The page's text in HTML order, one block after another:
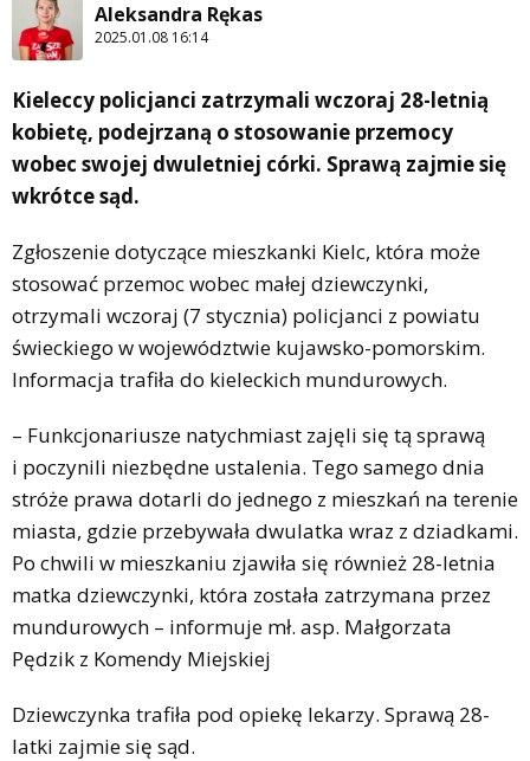
Aleksandra Rękas
2025.01.08 16:14
Kieleccy policjanci zatrzymali wczoraj 28-letnią
kobietę, podejrzaną o stosowanie przemocy
wobec swojej dwuletniej córki. Sprawą zajmie się
wkrótce sąd.
Zgłoszenie dotyczące mieszkanki Kielc, która może
stosować przemoc wobec małej dziewczynki,
otrzymali wczoraj (7 stycznia) policjanci z powiatu
świeckiego w województwie kujawsko-pomorskim.
Informacja trafiła do kieleckich mundurowych.
– Funkcjonariusze natychmiast zajęli się tą sprawą
i poczynili niezbędne ustalenia. Tego samego dnia
stróże prawa dotarli do jednego z mieszkań na terenie
miasta, gdzie przebywała dwulatka wraz z dziadkami.
Po chwili w mieszkaniu zjawiła się również 28-letnia
matka dziewczynki, która została zatrzymana przez
mundurowych – informuje mł. asp. Małgorzata
Pędzik z Komendy Miejskiej
Dziewczynka trafiła pod opiekę lekarzy. Sprawą 28-
latki zajmie się sąd.